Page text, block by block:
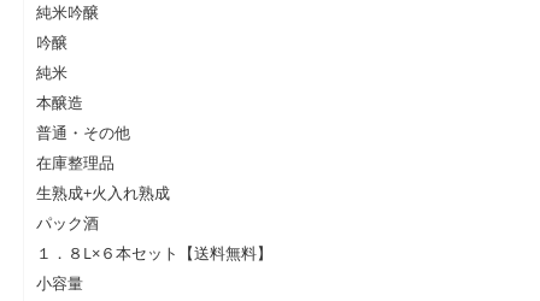
純米吟醸
吟醸
純米
本醸造
普通・その他
在庫整理品
生熟成+火入れ熟成
パック酒
１．８L×６本セット【送料無料】
小容量